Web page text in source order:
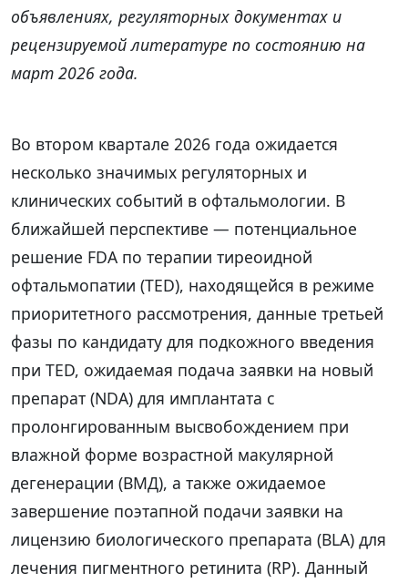
объявлениях, регуляторных документах и
рецензируемой литературе по состоянию на
март 2026 года.
Во втором квартале 2026 года ожидается
несколько значимых регуляторных и
клинических событий в офтальмологии. В
ближайшей перспективе — потенциальное
решение FDA по терапии тиреоидной
офтальмопатии (TED), находящейся в режиме
приоритетного рассмотрения, данные третьей
фазы по кандидату для подкожного введения
при TED, ожидаемая подача заявки на новый
препарат (NDA) для имплантата с
пролонгированным высвобождением при
влажной форме возрастной макулярной
дегенерации (ВМД), а также ожидаемое
завершение поэтапной подачи заявки на
лицензию биологического препарата (BLA) для
лечения пигментного ретинита (RP). Данный